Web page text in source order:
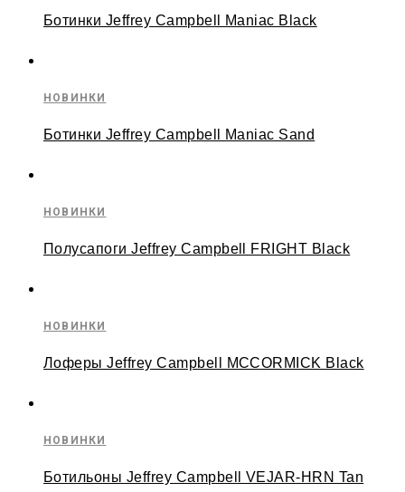
Ботинки Jeffrey Campbell Maniac Black
НОВИНКИ
Ботинки Jeffrey Campbell Maniac Sand
НОВИНКИ
Полусапоги Jeffrey Campbell FRIGHT Black
НОВИНКИ
Лоферы Jeffrey Campbell MCCORMICK Black
НОВИНКИ
Ботильоны Jeffrey Campbell VEJAR-HRN Tan